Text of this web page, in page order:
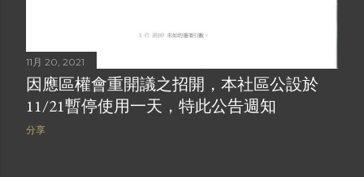
11月 20, 2021
因應區權會重開議之招開，本社區公設於
11/21暫停使用一天，特此公告週知
分享